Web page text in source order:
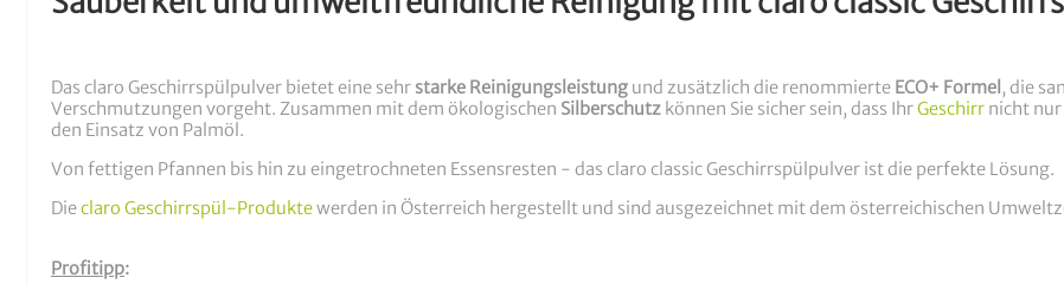
Das claro Geschirrspülpulver bietet eine sehr starke Reinigungsleistung und zusätzlich die renommierte ECO+ Formel , die
Verschmutzungen vorgeht. Zusammen mit dem ökologischen Silberschutz können Sie sicher sein, dass IhrGeschirr nicht
den Einsatz von Palmöl.
Von fettigen Pfannen bis hin zu eingetrochneten Essensresten - das claro classic Geschirrspülpulver ist die perfekte Lösung.
Dieclaro Geschirrspül-Produktewerden in Österreich hergestellt und sind ausgezeichnet mit dem österreichischen
Profitipp: